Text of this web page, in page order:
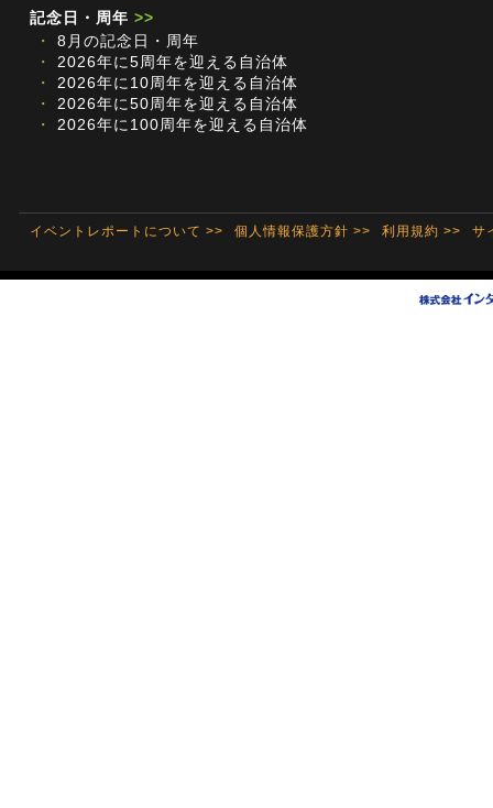
記念日・周年 >>
・
8月の記念日・周年
・
2026年に5周年を迎える自治体
・
2026年に10周年を迎える自治体
・
2026年に50周年を迎える自治体
・
2026年に100周年を迎える自治体
イベントレポートについて >> 個人情報保護方針 >> 利用規約 >> サ